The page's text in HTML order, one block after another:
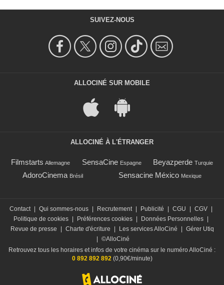
SUIVEZ-NOUS
ALLOCINÉ SUR MOBILE
ALLOCINÉ À L'ÉTRANGER
Filmstarts Allemagne SensaCine Espagne Beyazperde Turquie
AdoroCinema Brésil Sensacine México Mexique
Contact Qui sommes-nous Recrutement Publicité CGU CGV
Politique de cookies
Préférences cookies Données Personnelles
Revue de presse
Charte d'écriture Les services AlloCiné
Gérer Utiq
©AlloCiné
Retrouvez tous les horaires et infos de votre cinéma sur le numéro AlloCiné :
0 892 892 892(0,90€/minute)